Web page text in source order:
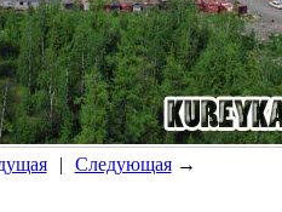
| Следующая→